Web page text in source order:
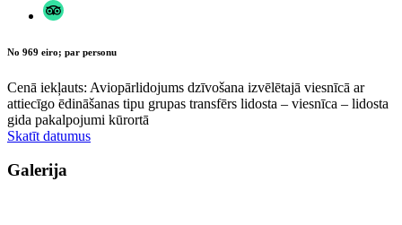
No 969 eiro; par personu
Cenā iekļauts: Aviopārlidojums dzīvošana izvēlētajā viesnīcā ar
attiecīgo ēdināšanas tipu grupas transfērs lidosta – viesnīca – lidosta
gida pakalpojumi kūrortā
Skatīt datumus
Galerija